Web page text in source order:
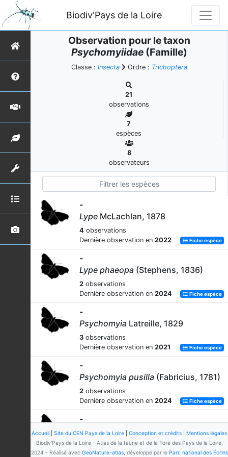
Biodiv'Pays de la Loire
Observation pour le taxon
Psychomyiidae(Famille)
Classe : Insecta Ordre : Trichoptera
21
observations
7
espèces
8
observateurs
-
Lype McLachlan, 1878
4 observations
Dernière observation en 2022 Fiche espèce
-
Lype phaeopa (Stephens, 1836)
2 observations
Dernière observation en 2024 Fiche espèce
-
Psychomyia Latreille, 1829
3 observations
Dernière observation en 2021 Fiche espèce
-
Psychomyia pusilla (Fabricius, 1781)
2 observations
Dernière observation en 2024 Fiche espèce
-
Tinodes assimilisMcLachlan, 1865
1observation
Dernière observation en2024 Fiche espèce
Accueil Site du CEN Pays de la Loire Conception et crédits
Mentions légales
Biodiv'Pays de la Loire - Atlas de la faune et de la flore des Pays de la Loire,
2024 - Réalisé avec GeoNature-atlas, développé par le Parc national des Écrins